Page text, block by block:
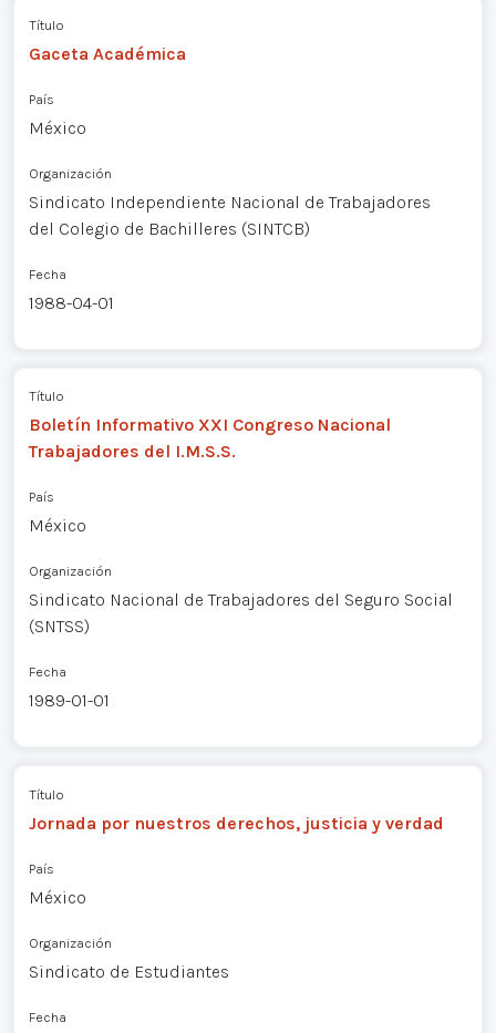
Título
Gaceta Académica
País
México
Organización
Sindicato Independiente Nacional de Trabajadores
del Colegio de Bachilleres (SINTCB)
Fecha
1988-04-01
Título
Boletín Informativo XXI Congreso Nacional
Trabajadores del I.M.S.S.
País
México
Organización
Sindicato Nacional de Trabajadores del Seguro Social
(SNTSS)
Fecha
1989-01-01
Título
Jornada por nuestros derechos, justicia y verdad
País
México
Organización
Sindicato de Estudiantes
Fecha